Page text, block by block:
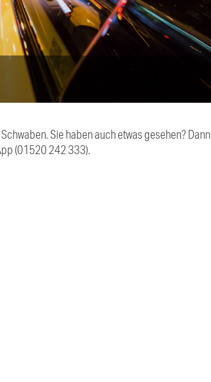
Sie haben auch etwas gesehen? Dann
(01520 242 333).